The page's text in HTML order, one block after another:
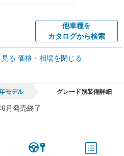
他車種を
カタログから検索
車買取相場
る 価格・相場を閉じる
モデル グレード別装備詳細
月発売終了